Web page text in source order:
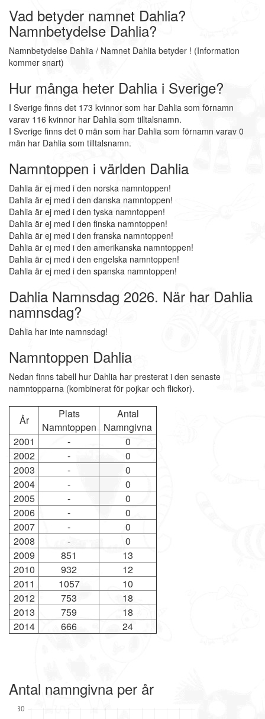
Vad betyder namnet Dahlia?
Namnbetydelse Dahlia?
Namnbetydelse Dahlia / Namnet Dahlia betyder ! (Information
kommer snart)
Hur många heter Dahlia i Sverige?
I Sverige finns det 173 kvinnor som har Dahlia som förnamn
varav 116 kvinnor har Dahlia som tilltalsnamn.
I Sverige finns det 0 män som har Dahlia som förnamn varav 0
män har Dahlia som tilltalsnamn.
Namntoppen i världen Dahlia
Dahlia är ej med i den norska namntoppen!
Dahlia är ej med i den danska namntoppen!
Dahlia är ej med i den tyska namntoppen!
Dahlia är ej med i den finska namntoppen!
Dahlia är ej med i den franska namntoppen!
Dahlia är ej med i den amerikanska namntoppen!
Dahlia är ej med i den engelska namntoppen!
Dahlia är ej med i den spanska namntoppen!
Dahlia Namnsdag 2026. När har Dahlia
namnsdag?
Dahlia har inte namnsdag!
Namntoppen Dahlia
Nedan finns tabell hur Dahlia har presterat i den senaste
namntopparna (kombinerat för pojkar och flickor).
År
Plats
Namntoppen
Antal
Namngivna
2001
-
0
2002
-
0
2003
-
0
2004
-
0
2005
-
0
2006
-
0
2007
-
0
2008
-
0
2009
851
13
2010
932
12
2011
1057
10
2012
753
18
2013
759
18
2014
666 24
Antal namngivna per år